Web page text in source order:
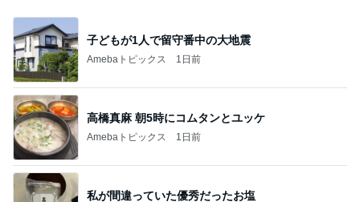
子どもが1人で留守番中の大地震
Amebaトピックス 1日前
高橋真麻 朝5時にコムタンとユッケ
Amebaトピックス 1日前
私が間違っていた優秀だったお塩